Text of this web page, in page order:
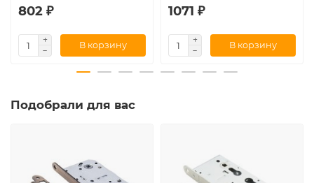
802 ₽
В корзину
1071 ₽
В корзину
Подобрали для вас